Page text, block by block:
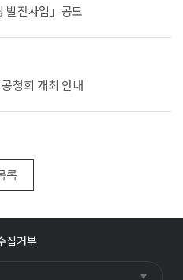
발전사업」공모
청회 개최 안내
록
집거부